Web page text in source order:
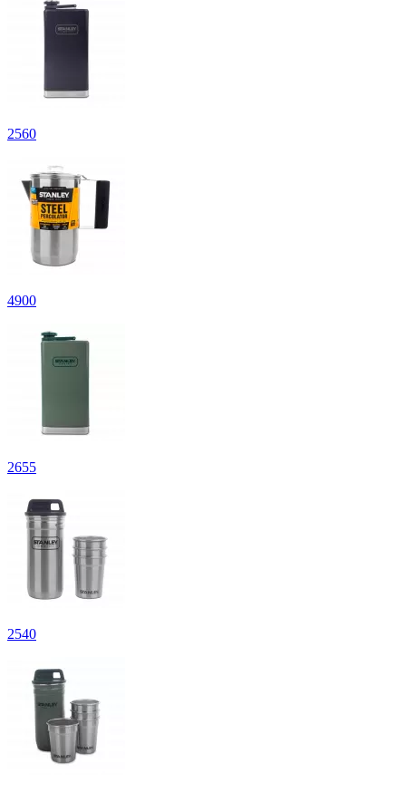
2560
4900
2655
2540